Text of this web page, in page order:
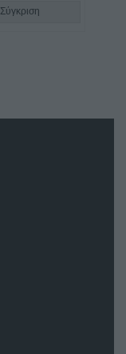
Σύγκριση